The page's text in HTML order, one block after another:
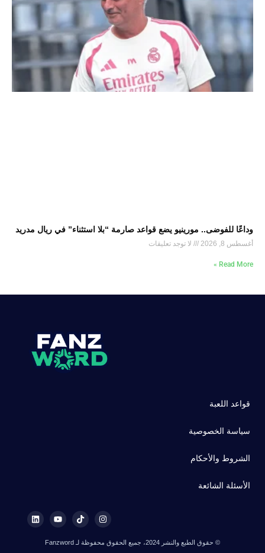
وداعًا للفوضى.. مورينيو يضع قواعد صارمة “بلا استثناء” في ريال مدريد
أغسطس 8, 2026 لا توجد تعليقات
Read More »
قواعد اللعبة
سياسة الخصوصية
الشروط والأحكام
الأسئلة الشائعة
© حقوق الطبع والنشر 2024، جميع الحقوق محفوظة لـ Fanzword